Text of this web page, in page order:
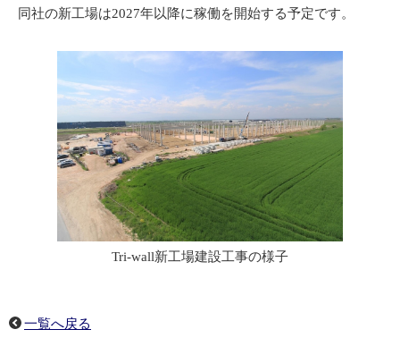
Tri-wall新工場建設工事の様子
同社の新工場は2027年以降に稼働を開始する予定です。
一覧へ戻る